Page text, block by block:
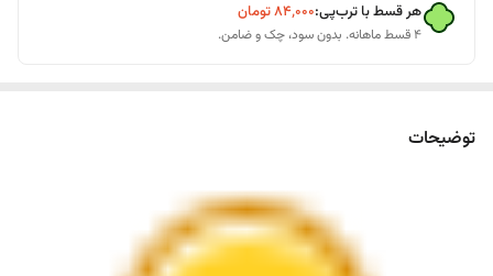
هر قسط با ترب‌پی:۸۴٬۰۰۰تومان
۴ قسط ماهانه. بدون سود، چک و ضامن.
توضیحات